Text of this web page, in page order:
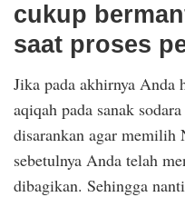
cukup
saat proses
Jika pada akhirnya Anda
aqiqah pada sanak
disarankan agar memilih
sebetulnya Anda telah
dibagikan. Sehingga